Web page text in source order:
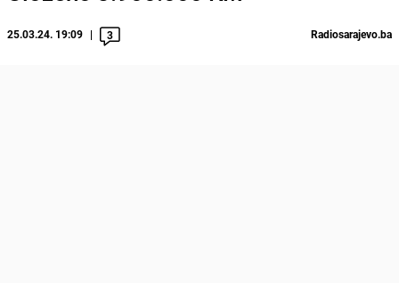
25.03.24. 19:09 3 Radiosarajevo.ba